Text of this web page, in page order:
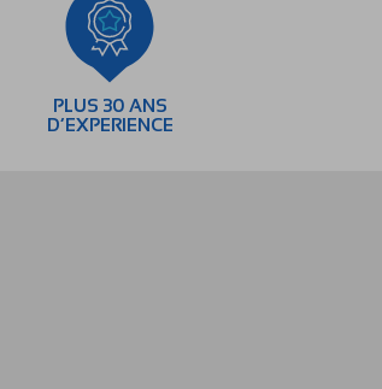
PLUS 30 ANS
D’EXPERIENCE